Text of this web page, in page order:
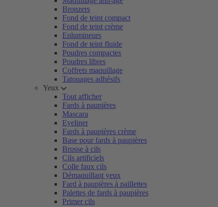
Bronzers
Fond de teint compact
Fond de teint crème
Enlumineurs
Fond de teint fluide
Poudres compactes
Poudres libres
Coffrets maquillage
Tatouages adhésifs
Yeux
Tout afficher
Fards à paupières
Mascara
Eyeliner
Fards à paupières crème
Base pour fards à paupières
Brosse à cils
Cils artificiels
Colle faux cils
Démaquillant yeux
Fard à paupières à paillettes
Palettes de fards à paupières
Primer cils